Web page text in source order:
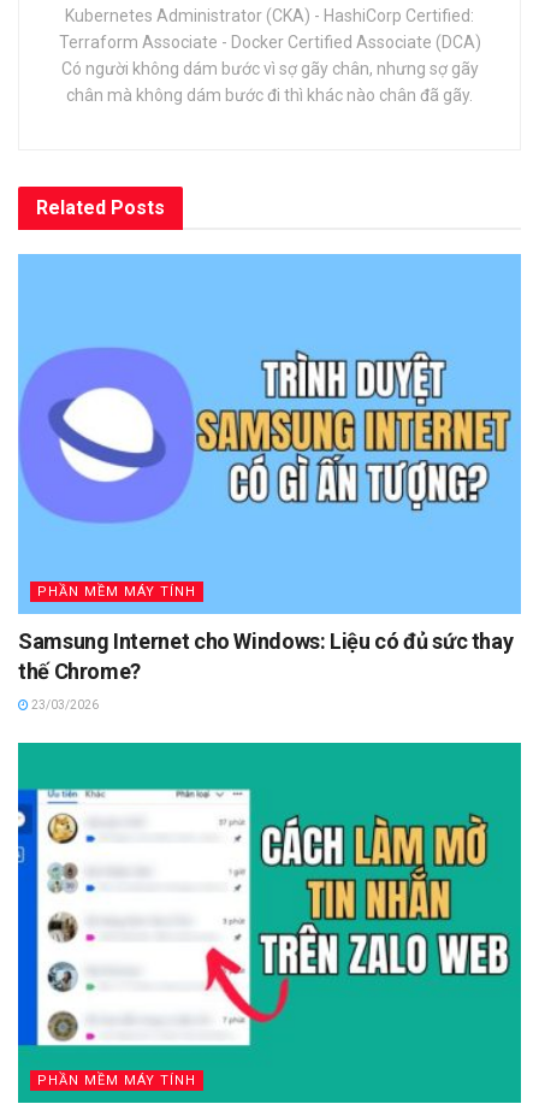
Kubernetes Administrator (CKA) - HashiCorp Certified:
Terraform Associate - Docker Certified Associate (DCA)
Có người không dám bước vì sợ gãy chân, nhưng sợ gãy
chân mà không dám bước đi thì khác nào chân đã gãy.
Related Posts
PHẦN MỀM MÁY TÍNH
Samsung Internet cho Windows: Liệu có đủ sức thay
thế Chrome?
23/03/2026
PHẦN MỀM MÁY TÍNH